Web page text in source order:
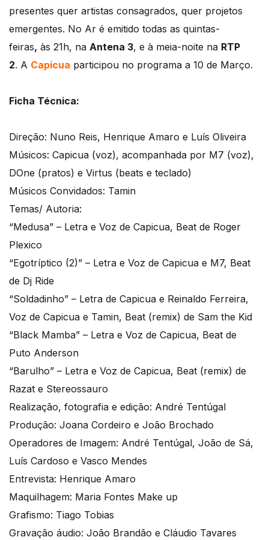
presentes quer artistas consagrados, quer projetos
emergentes. No Ar é emitido todas as quintas-
feiras, às 21h, na Antena 3, e à meia-noite na RTP
2. A Capicua participou no programa a 10 de Março.
Ficha Técnica:
Direção: Nuno Reis, Henrique Amaro e Luís Oliveira
Músicos: Capicua (voz), acompanhada por M7 (voz),
DOne (pratos) e Virtus (beats e teclado)
Músicos Convidados: Tamin
Temas/ Autoria:
“Medusa” – Letra e Voz de Capicua, Beat de Roger
Plexico
“Egotríptico (2)” – Letra e Voz de Capicua e M7, Beat
de Dj Ride
“Soldadinho” – Letra de Capicua e Reinaldo Ferreira,
Voz de Capicua e Tamin, Beat (remix) de Sam the Kid
“Black Mamba” – Letra e Voz de Capicua, Beat de
Puto Anderson
“Barulho” – Letra e Voz de Capicua, Beat (remix) de
Razat e Stereossauro
Realização, fotografia e edição: André Tentúgal
Produção: Joana Cordeiro e João Brochado
Operadores de Imagem: André Tentúgal, João de Sá,
Luís Cardoso e Vasco Mendes
Entrevista: Henrique Amaro
Maquilhagem: Maria Fontes Make up
Grafismo: Tiago Tobias
Gravação áudio: João Brandão e Cláudio Tavares